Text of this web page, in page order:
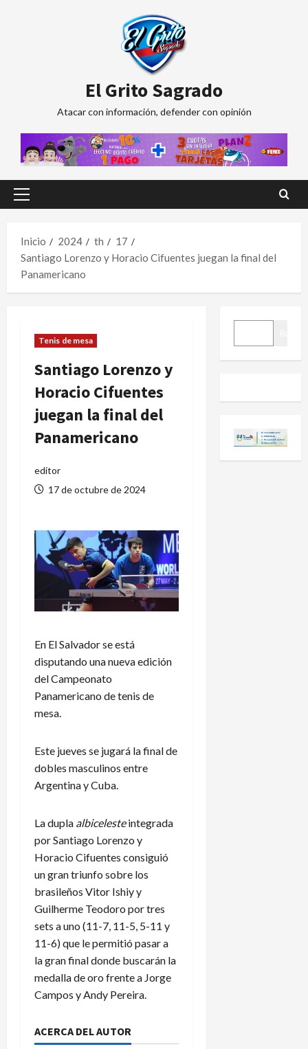
El Grito Sagrado
Atacar con información, defender con opinión
Menú
Inicio
2024 th
17
Santiago Lorenzo y Horacio Cifuentes juegan la final del
Panamericano
Tenis de mesa
Santiago Lorenzo y
Horacio Cifuentes
juegan la final del
Panamericano
editor
17 de octubre de 2024
En El Salvador se está
disputando una nueva edición
del Campeonato
Panamericano de tenis de
mesa.
Este jueves se jugará la final de
dobles masculinos entre
Argentina y Cuba.
La dupla albicelesteintegrada
por Santiago Lorenzo y
Horacio Cifuentes consiguió
un gran triunfo sobre los
brasileños Vitor Ishiy y
Guilherme Teodoro por tres
sets a uno (11-7, 11-5, 5-11 y
11-6) que le permitió pasar a
la gran final donde buscarán la
medalla de oro frente a Jorge
Campos y Andy Pereira.
ACERCA DEL AUTOR